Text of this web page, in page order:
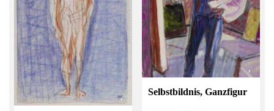
Selbstbildnis, Ganzfigur